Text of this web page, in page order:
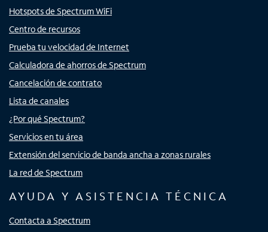
Hotspots de Spectrum WiFi
Centro de recursos
Prueba tu velocidad de Internet
Calculadora de ahorros de Spectrum
Cancelación de contrato
Lista de canales
¿Por qué Spectrum?
Servicios en tu área
Extensión del servicio de banda ancha a zonas rurales
La red de Spectrum
AYUDA Y ASISTENCIA TÉCNICA
Contacta a Spectrum